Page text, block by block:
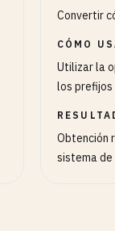
Convertir
CÓMO
Utilizar la
los prefijos
Obtención
sistema de